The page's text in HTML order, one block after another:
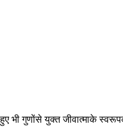
गुणोंसे युक्त जीवात्माके